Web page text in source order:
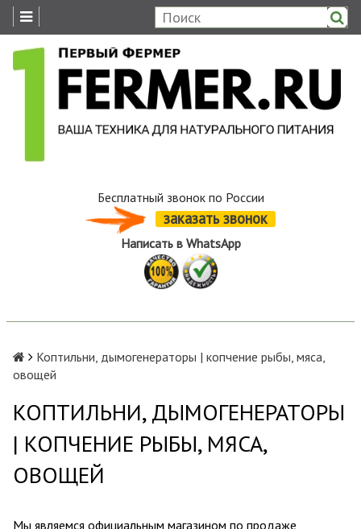
Бесплатный звонок по России
заказать звонок
Написать в WhatsApp
Коптильни, дымогенераторы | копчение рыбы, мяса,
овощей
КОПТИЛЬНИ, ДЫМОГЕНЕРАТОРЫ
| КОПЧЕНИЕ РЫБЫ, МЯСА,
ОВОЩЕЙ
Мы являемся официальным магазином по продаже